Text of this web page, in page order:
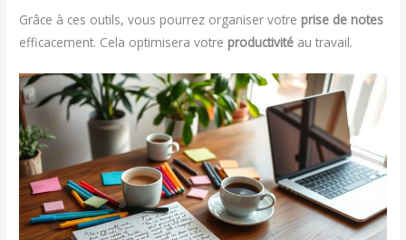
Grâce à ces outils, vous pourrez organiser votre prise de notes
efficacement. Cela optimisera votre productivité au travail.